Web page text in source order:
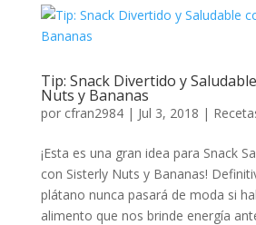
Tip: Snack Divertido y
Nuts y Bananas
por cfran2984| Jul 3, 2018 |
¡Esta es una gran idea para Snack
con Sisterly Nuts y Bananas!
plátano nunca pasará de moda si
alimento que nos brinde energía